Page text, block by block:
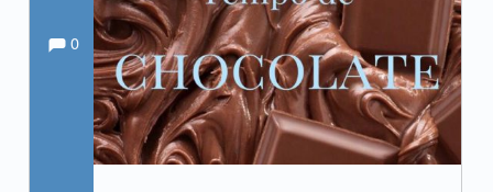
Escrito por:Comentários:
Comments:
0